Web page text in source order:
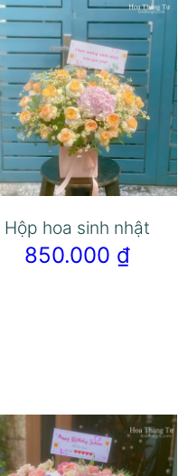
Hộp hoa sinh nhật
850.000 ₫